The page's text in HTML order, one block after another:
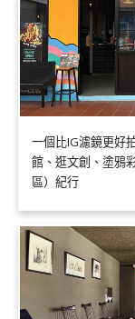
一個比IG濾鏡更好
館、逛文創、塗鴉
區）紀行